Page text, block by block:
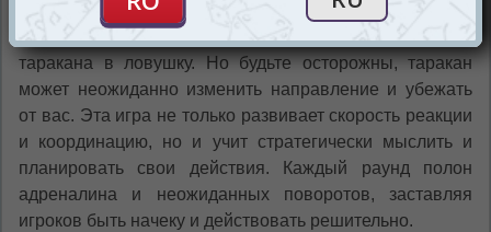
реагировать быстро и точно, используя кухонные
инструменты – вилку, нож и ложку – чтобы загнать
таракана в ловушку. Но будьте осторожны, таракан
может неожиданно изменить направление и убежать
от вас. Эта игра не только развивает скорость реакции
и координацию, но и учит стратегически мыслить и
планировать свои действия. Каждый раунд полон
адреналина и неожиданных поворотов, заставляя
игроков быть начеку и действовать решительно.